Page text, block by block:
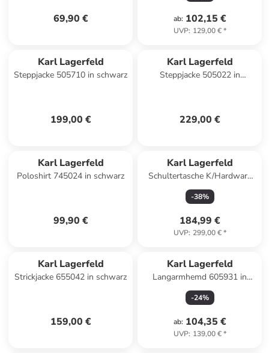
69,90 € ab: 102,15 €
UVP: 129,00 €*
Karl Lagerfeld
Steppjacke 505710 in schwarz
199,00 €
Karl Lagerfeld
Steppjacke 505022 in
229,00 €
Karl Lagerfeld
Poloshirt 745024 in schwarz
99,90 €
Karl Lagerfeld
Schultertasche K/Hardware
SB in Black/Nickel
-38%
184,99 €
UVP: 299,00 €*
Karl Lagerfeld
Strickjacke 655042 in schwarz
159,00 €
Karl Lagerfeld
Langarmhemd 605931 in
schwarz
-24%
ab: 104,35 €
UVP: 139,00 €*